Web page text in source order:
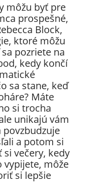
môžu byť pre
prospešné,
Block,
ktoré môžu
pozriete na
kedy končí
sa stane, keď
Máte
si trocha
unikajú vám
a potom si
si večery, kedy
môže
si lepšie